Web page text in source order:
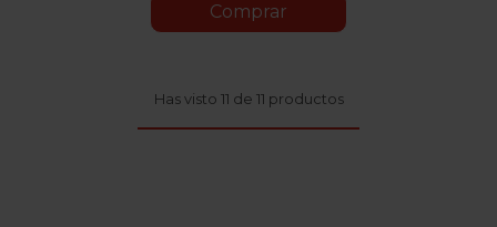
Comprar
Has visto 11 de 11 productos